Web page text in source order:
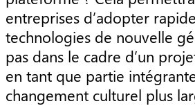
entreprises d’adopter
technologies de nouvelle
pas dans le cadre d’un
en tant que partie
changement culturel plus